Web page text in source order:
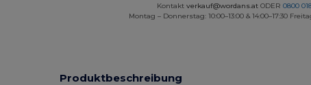
Kontaktverkauf@wordans.at ODER0800
Montag – Donnerstag: 10:00–13:00 & 14:00–17:30
Produktbeschreibung